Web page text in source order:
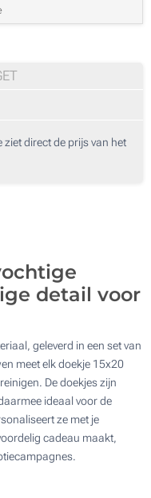
aantal in
direct de prijs van het
detail voor
geleverd in een set van
meet elk doekje 15x20
De doekjes zijn
ideaal voor de
ze met je
cadeau maakt,